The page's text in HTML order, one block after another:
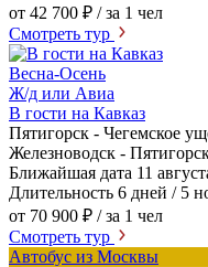
от 42 700 ₽ / за 1 чел
Смотреть тур
Весна-Осень
Ж/д или Авиа
В гости на Кавказ
Пятигорск - Чегемское
Железноводск -
Ближайшая дата 11
Длительность 6 дней / 5
от 70 900 ₽ / за 1 чел
Смотреть тур
Автобус из Москвы